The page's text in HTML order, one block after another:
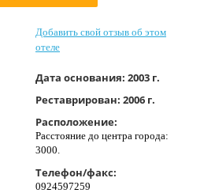
Добавить свой отзыв об этом
отеле
Дата основания: 2003 г.
Реставрирован: 2006 г.
Расположение:
Расстояние до центра города:
3000.
Телефон/факс:
0924597259